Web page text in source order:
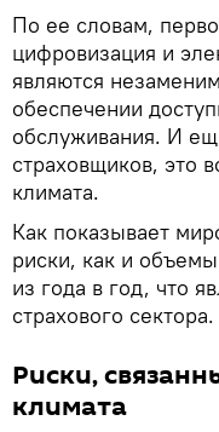
По ее словам,
цифровизация и
являются
обеспечении
обслуживания. И
страховщиков, это
климата.
Как показывает
риски, как и
из года в год, что
страхового сектора.
Риски,
климата